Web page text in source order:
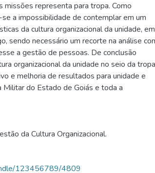
missões representa para tropa. Como
a impossibilidade de contemplar em um
da cultura organizacional da unidade, em
sendo necessário um recorte na análise
a gestão de pessoas. De conclusão
organizacional da unidade no seio da tropa
e melhoria de resultados para unidade e
do Estado de Goiás e toda a
da Cultura Organizacional.
123456789/4809